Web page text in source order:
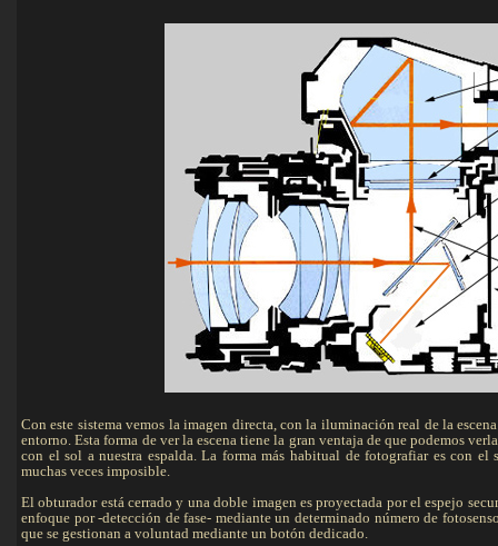
Con este sistema vemos la imagen directa, con la iluminación real de la
entorno. Esta forma de ver la escena tiene la gran ventaja de que podemos
con el sol a nuestra espalda. La forma más habitual de fotografiar es con
muchas veces imposible.
El obturador está cerrado y una doble imagen es proyectada por el espejo
enfoque por -detección de fase- mediante un determinado número de
que se gestionan a voluntad mediante un botón dedicado.